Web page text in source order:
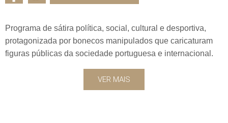
Programa de sátira política, social, cultural e desportiva,
protagonizada por bonecos manipulados que caricaturam
figuras públicas da sociedade portuguesa e internacional.
VER MAIS